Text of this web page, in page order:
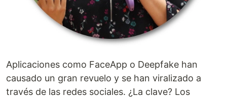
Aplicaciones como FaceApp o Deepfake han
causado un gran revuelo y se han viralizado a
través de las redes sociales. ¿La clave? Los